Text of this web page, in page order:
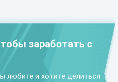
заработать с
любите и хотите делиться